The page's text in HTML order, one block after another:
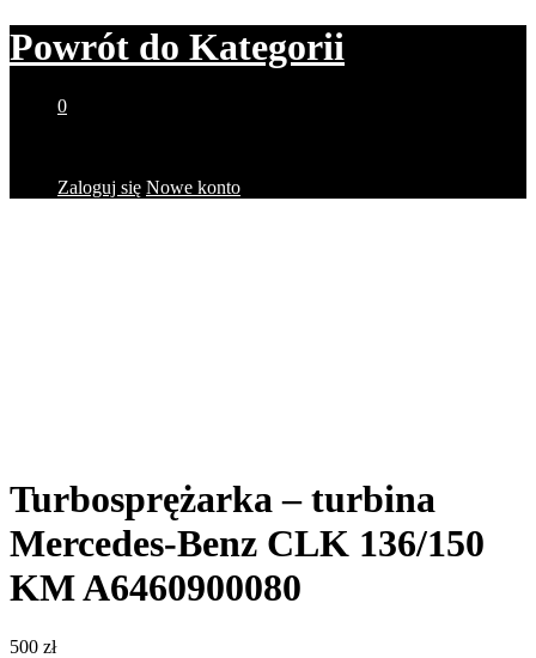
Powrót do Kategorii
0
Zaloguj się Nowe konto
Turbosprężarka – turbina
Mercedes-Benz CLK 136/150
KM A6460900080
500 zł